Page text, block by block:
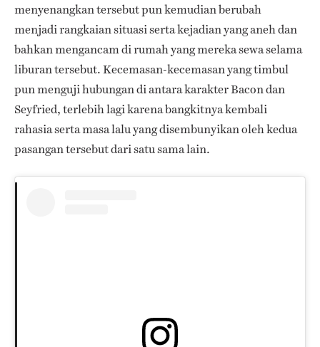
menyenangkan tersebut pun kemudian berubah
menjadi rangkaian situasi serta kejadian yang aneh dan
bahkan mengancam di rumah yang mereka sewa selama
liburan tersebut. Kecemasan-kecemasan yang timbul
pun menguji hubungan di antara karakter Bacon dan
Seyfried, terlebih lagi karena bangkitnya kembali
rahasia serta masa lalu yang disembunyikan oleh kedua
pasangan tersebut dari satu sama lain.